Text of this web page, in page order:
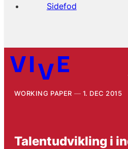
Sidefod
WORKING PAPER 1. DEC 2015
Talentudvikling i